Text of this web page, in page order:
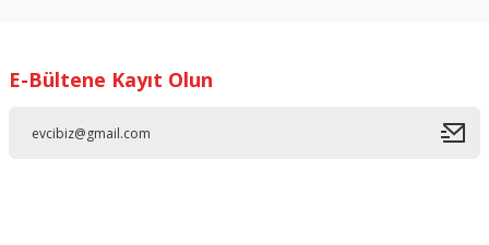
Ürün resmi kalitesiz, bozuk veya görüntülenemiyor.
E-Bültene Kayıt Olun